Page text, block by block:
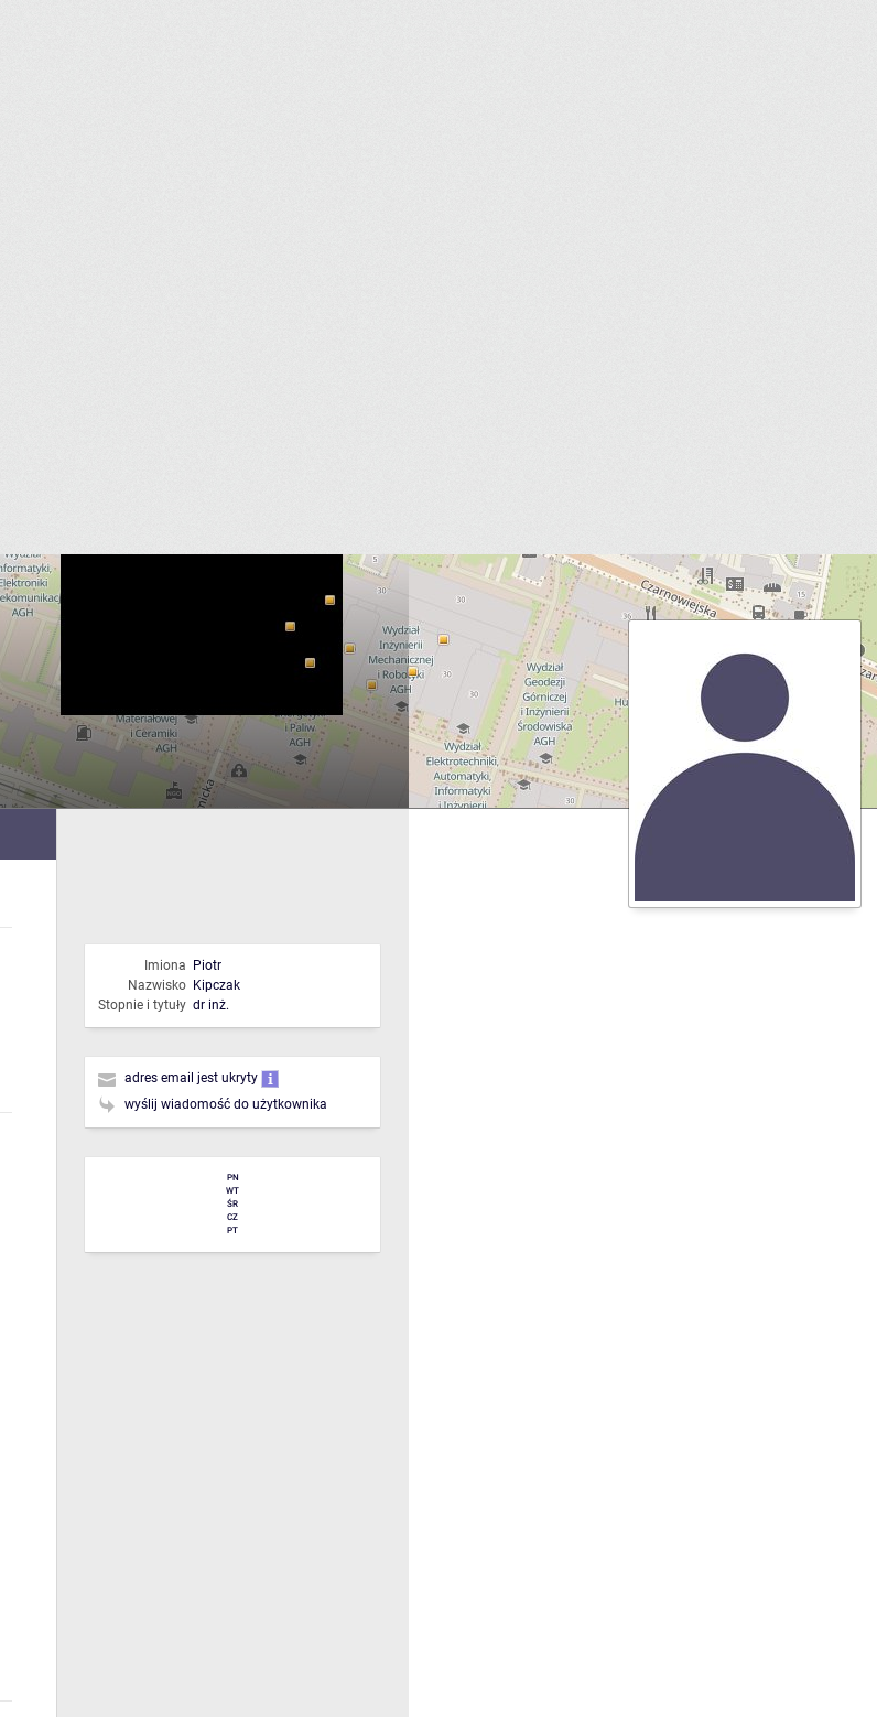
Imiona
Piotr
Nazwisko Kipczak
Stopnie i tytuły dr inż.
adres email jest ukryty
wyślij wiadomość do użytkownika
PN
WT
ŚR
CZ
PT